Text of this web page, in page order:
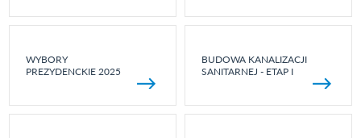
WYBORY
PREZYDENCKIE 2025
BUDOWA KANALIZACJI
SANITARNEJ - ETAP I